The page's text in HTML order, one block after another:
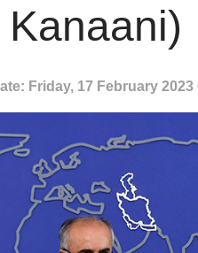
Friday, 17 February 2023